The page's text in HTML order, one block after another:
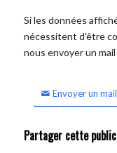
Si les données
nécessitent d'être
nous envoyer un mail
Envoyer un
Partager cette